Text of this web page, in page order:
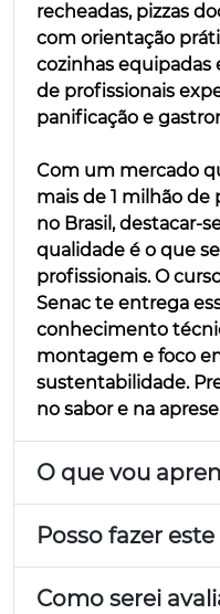
recheadas, pizzas
com orientação
cozinhas
de profissionais
panificação e
Com um mercado
mais de 1 milhão de
no Brasil, destacar-
qualidade é o que
profissionais. O
Senac te entrega
conhecimento
montagem e foco
sustentabilidade.
no sabor e na
O que vou
Posso fazer
Como serei